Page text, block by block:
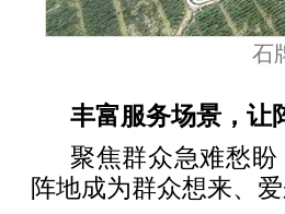
石
丰富服务场景，让
聚焦群众急难愁
阵地成为群众想来、